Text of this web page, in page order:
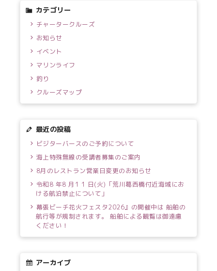
カテゴリー
チャータークルーズ
お知らせ
イベント
マリンライフ
釣り
クルーズマップ
最近の投稿
ビジターバースのご予約について
海上特殊無線の受講者募集のご案内
8月のレストラン営業日変更のお知らせ
令和8 年8 月1 1 日(火)「荒川葛西橋付近海域にお
ける航泊禁止について」
幕張ビーチ花火フェスタ2026』の開催中は 船舶の
航行等が規制されます。 船舶による観覧は御遠慮
ください！
アーカイブ